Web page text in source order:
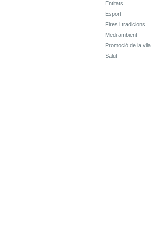
Entitats
Esport
Fires i tradicions
Medi ambient
Promoció de la vila
Salut